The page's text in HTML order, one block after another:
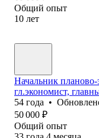
Общий опыт
10 лет
Начальник планово-
гл.экономист,
54 года •
50 000 ₽
Общий опыт